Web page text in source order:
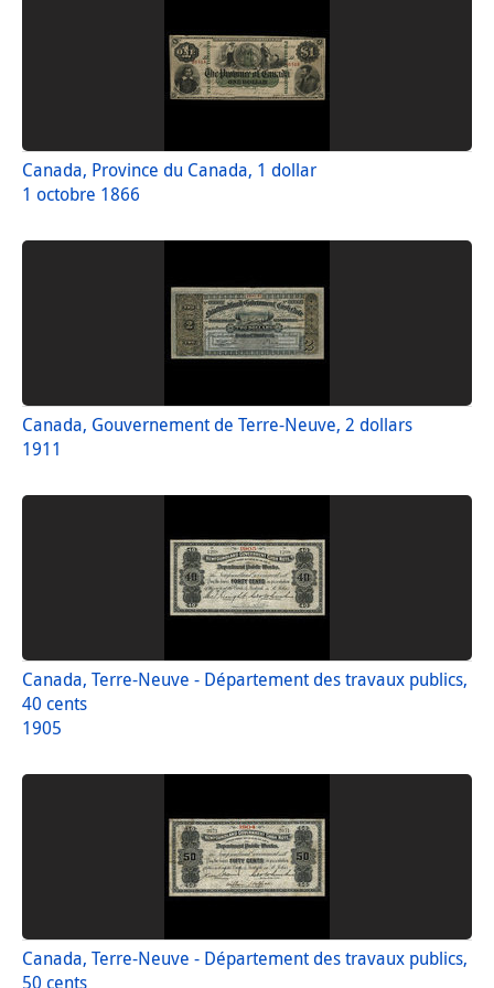
Canada, Province du Canada, 1 dollar
1 octobre 1866
Canada, Gouvernement de Terre-Neuve, 2 dollars
1911
Canada, Terre-Neuve - Département des travaux publics,
40 cents
1905
Canada, Terre-Neuve - Département des travaux publics,
50 cents